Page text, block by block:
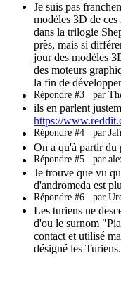
Je suis pas
modèles 3D de
dans la trilogie
près, mais si
jour des modèles
des moteurs
la fin de
Répondre #3 par
ils en parlent
https://
Répondre #4 par
On a qu'à partir du
Répondre #5 par
Je trouve que vu
d'andromeda est
Répondre #6 par
Les turiens ne
d'ou le surnom
contact et utilisé
désigné les Turiens.